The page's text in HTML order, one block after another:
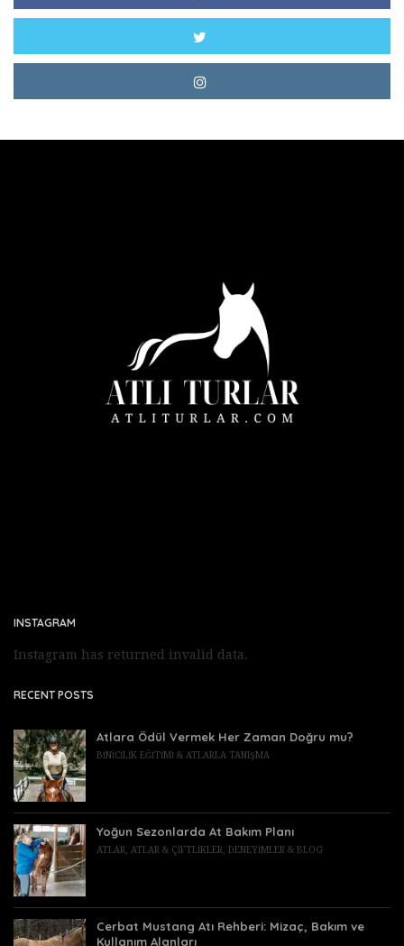
INSTAGRAM
Instagram has returned invalid data.
RECENT POSTS
Atlara Ödül Vermek Her Zaman Doğru mu?
BINICILIK EĞITIMI & ATLARLA TANIŞMA
Yoğun Sezonlarda At Bakım Planı
ATLAR ATLAR & ÇIFTLIKLER DENEYIMLER & BLOG
Cerbat Mustang Atı Rehberi: Mizaç, Bakım ve
Kullanım Alanları